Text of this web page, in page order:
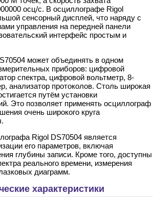
осц/с. В осциллографе Rigol
сенсорный дисплей, что наряду с
управления на передней панели
интерфейс простым и
может объединять в одном
приборов: цифровой
спектра, цифровой вольтметр, 8-
анализатор протоколов. Столь широкая
путём установки
Это позволяет применять осциллограф
очень широкого круга
Rigol DS70504 является
его параметров, включая
глубины записи. Кроме того, доступны
реального времени, измерения
диаграмм.
характеристики